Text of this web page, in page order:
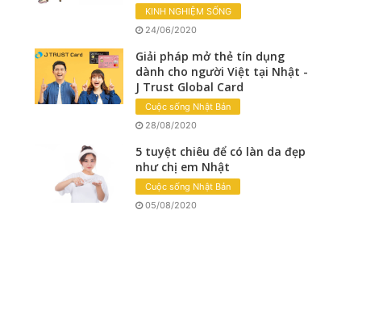
KINH NGHIỆM SỐNG
24/06/2020
Giải pháp mở thẻ tín dụng
dành cho người Việt tại Nhật -
J Trust Global Card
Cuộc sống Nhật Bản
28/08/2020
5 tuyệt chiêu để có làn da đẹp
như chị em Nhật
Cuộc sống Nhật Bản
05/08/2020